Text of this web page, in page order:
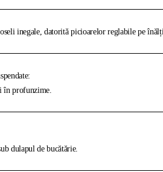
inegale, datorită picioarelor reglabile pe
în profunzime.
dulapul de bucătărie.